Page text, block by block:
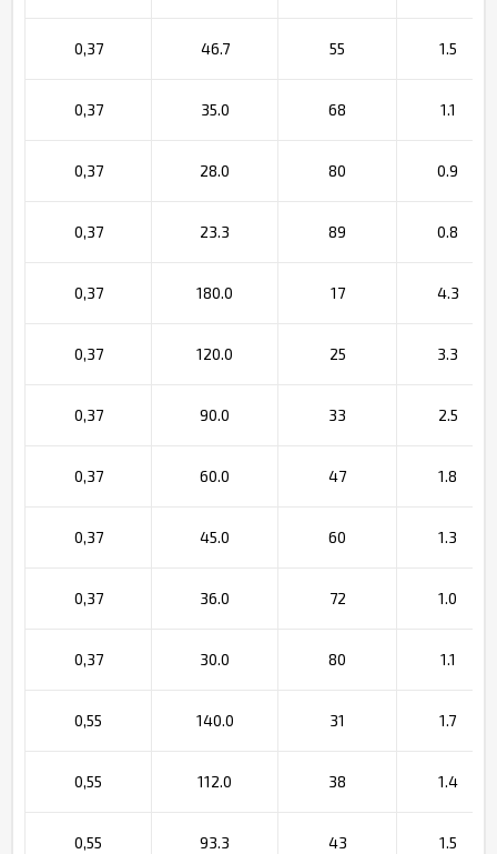
0,37 46.7 55 1.5
0,37 35.0 68 1.1
0,37 28.0 80 0.9
0,37 23.3 89 0.8
0,37 180.0 17 4.3
0,37 120.0 25 3.3
0,37 90.0 33 2.5
0,37 60.0 47 1.8
0,37 45.0 60 1.3
0,37 36.0 72 1.0
0,37 30.0 80 1.1
0,55 140.0 31 1.7
0,55 112.0 38 1.4
0,55 93.3 43 1.5